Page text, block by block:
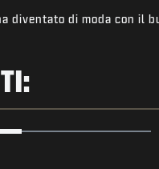
diventato di moda con il